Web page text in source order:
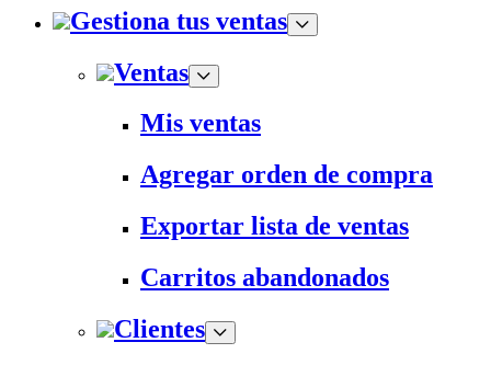
Gestiona tus ventas
Ventas
Mis ventas
Agregar orden de compra
Exportar lista de ventas
Carritos abandonados
Clientes